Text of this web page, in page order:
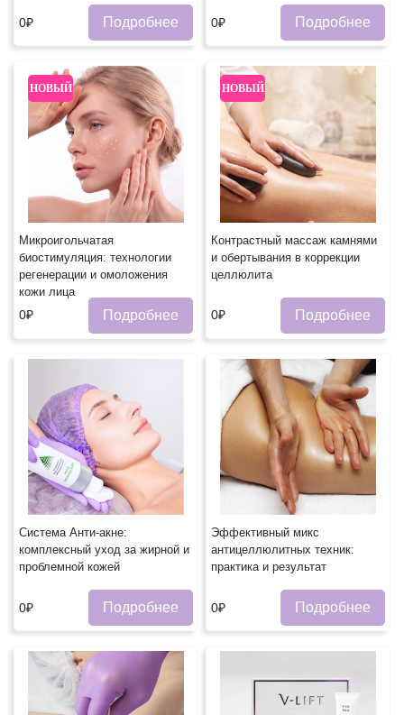
0₽ Подробнее 0₽ Подробнее
НОВЫЙ
Микроигольчатая
биостимуляция: технологии
регенерации и омоложения
кожи лица
0₽ Подробнее
НОВЫЙ
Контрастный массаж камнями
и обертывания в коррекции
целлюлита
0₽ Подробнее
Система Анти-акне:
комплексный уход за жирной и
проблемной кожей
0₽ Подробнее
Эффективный микс
антицеллюлитных техник:
практика и результат
0₽ Подробнее